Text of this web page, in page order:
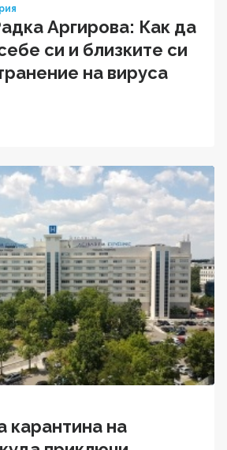
Аргирова: Как да
си и близките си
на вируса
карантина на